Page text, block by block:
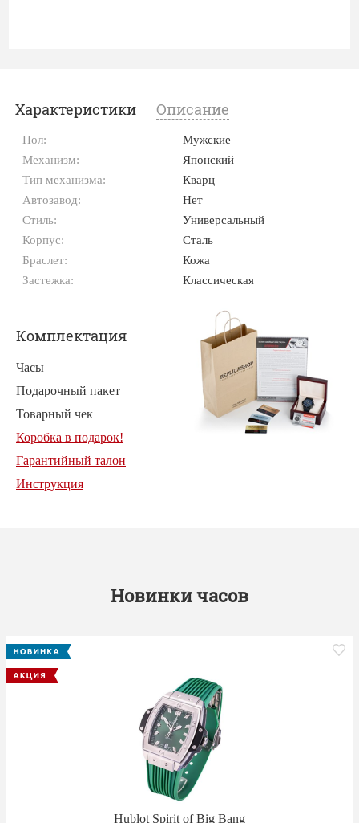
Характеристики Описание
Пол:
Мужские
Механизм:
Японский
Тип механизма:
Кварц
Автозавод:
Нет
Стиль:
Универсальный
Корпус:
Сталь
Браслет:
Кожа
Застежка:
Классическая
Комплектация
Часы
Подарочный пакет
Товарный чек
Коробка в подарок!
Гарантийный талон
Инструкция
Новинки часов
Hublot Spirit of Big Bang